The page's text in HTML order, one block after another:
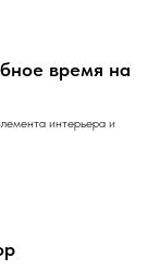
время на
интерьера и